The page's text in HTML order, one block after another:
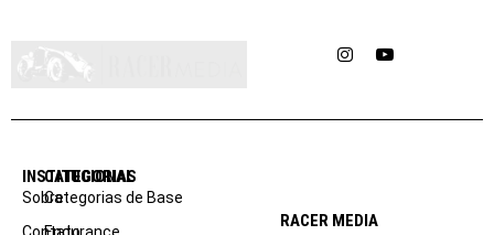
InstagramYouTube
INSTITUCIONAL
Sobre
CATEGORIAS
Categorias de Base
RACER MEDIA